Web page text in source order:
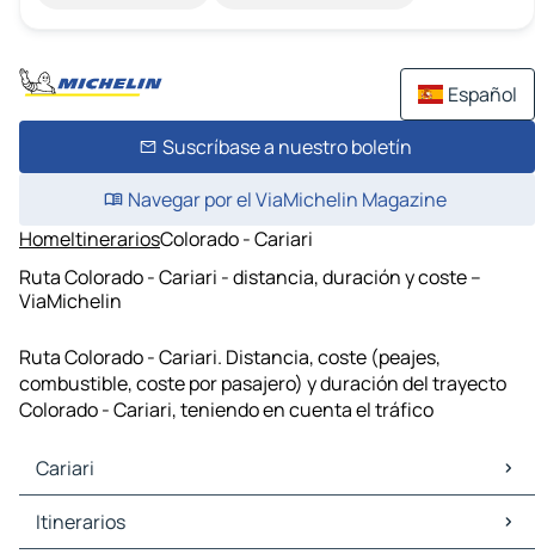
Español
Suscríbase a nuestro boletín
Navegar por el ViaMichelin Magazine
HomeItinerariosColorado - Cariari
Ruta Colorado - Cariari - distancia, duración y coste –
ViaMichelin
Ruta Colorado - Cariari. Distancia, coste (peajes,
combustible, coste por pasajero) y duración del trayecto
Colorado - Cariari, teniendo en cuenta el tráfico
Cariari
Cariari Mapas Planos
Cariari Trafico
Itinerarios